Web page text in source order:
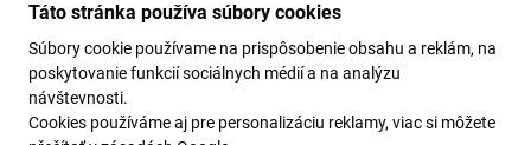
Táto stránka používa súbory cookies
Súbory cookie používame na prispôsobenie obsahu a reklám, na
poskytovanie funkcií sociálnych médií a na analýzu
návštevnosti.
Cookies používáme aj pre personalizáciu reklamy, viac si môžete